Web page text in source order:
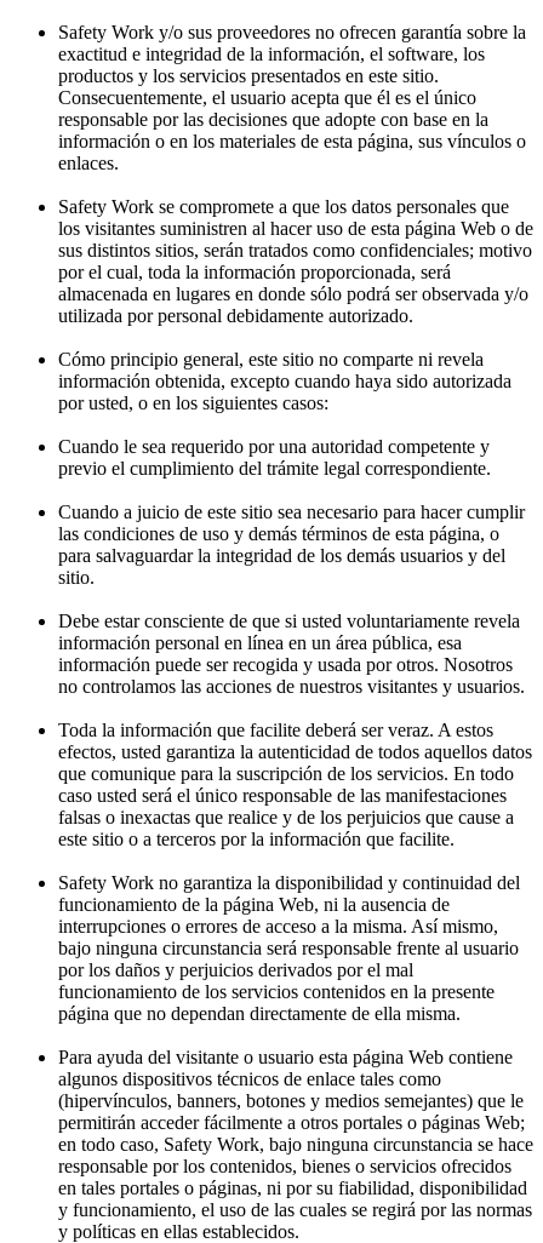
Safety Work y/o sus proveedores no ofrecen garantía sobre la
exactitud e integridad de la información, el software, los
productos y los servicios presentados en este sitio.
Consecuentemente, el usuario acepta que él es el único
responsable por las decisiones que adopte con base en la
información o en los materiales de esta página, sus vínculos o
enlaces.
Safety Work se compromete a que los datos personales que
los visitantes suministren al hacer uso de esta página Web o de
sus distintos sitios, serán tratados como confidenciales; motivo
por el cual, toda la información proporcionada, será
almacenada en lugares en donde sólo podrá ser observada y/o
utilizada por personal debidamente autorizado.
Cómo principio general, este sitio no comparte ni revela
información obtenida, excepto cuando haya sido autorizada
por usted, o en los siguientes casos:
Cuando le sea requerido por una autoridad competente y
previo el cumplimiento del trámite legal correspondiente.
Cuando a juicio de este sitio sea necesario para hacer cumplir
las condiciones de uso y demás términos de esta página, o
para salvaguardar la integridad de los demás usuarios y del
sitio.
Debe estar consciente de que si usted voluntariamente revela
información personal en línea en un área pública, esa
información puede ser recogida y usada por otros. Nosotros
no controlamos las acciones de nuestros visitantes y usuarios.
Toda la información que facilite deberá ser veraz. A estos
efectos, usted garantiza la autenticidad de todos aquellos datos
que comunique para la suscripción de los servicios. En todo
caso usted será el único responsable de las manifestaciones
falsas o inexactas que realice y de los perjuicios que cause a
este sitio o a terceros por la información que facilite.
Safety Work no garantiza la disponibilidad y continuidad del
funcionamiento de la página Web, ni la ausencia de
interrupciones o errores de acceso a la misma. Así mismo,
bajo ninguna circunstancia será responsable frente al usuario
por los daños y perjuicios derivados por el mal
funcionamiento de los servicios contenidos en la presente
página que no dependan directamente de ella misma.
Para ayuda del visitante o usuario esta página Web contiene
algunos dispositivos técnicos de enlace tales como
(hipervínculos, banners, botones y medios semejantes) que le
permitirán acceder fácilmente a otros portales o páginas Web;
en todo caso, Safety Work, bajo ninguna circunstancia se hace
responsable por los contenidos, bienes o servicios ofrecidos
en tales portales o páginas, ni por su fiabilidad, disponibilidad
y funcionamiento, el uso de las cuales se regirá por las normas
y políticas en ellas establecidos.